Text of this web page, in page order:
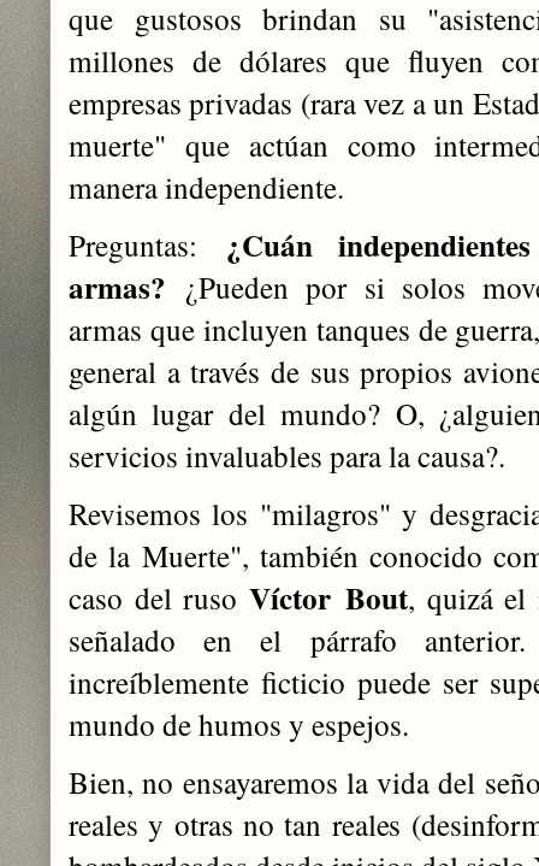
que gustosos brindan su
millones de dólares que fluyen
empresas privadas (rara vez a un
muerte" que actúan como
manera independiente.
Preguntas: ¿Cuán
armas? ¿Pueden por si solos
armas que incluyen tanques de
general a través de sus propios
algún lugar del mundo? O,
servicios invaluables para la causa?.
Revisemos los "milagros" y
de la Muerte", también conocido
caso del rusoVíctor Bout, quizá el
señalado en el párrafo
increíblemente ficticio puede ser
mundo de humos y espejos.
Bien, no ensayaremos la vida del
reales y otras no tan reales